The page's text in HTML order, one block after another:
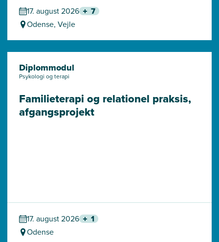
17. august 2026 7
Odense, Vejle
Diplommodul
Psykologi og terapi
Familieterapi og relationel praksis,
afgangsprojekt
17. august 2026 1
Odense